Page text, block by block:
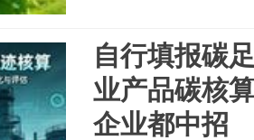
自行填报碳
业产品碳核
企业都中招